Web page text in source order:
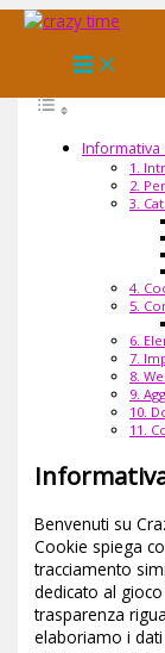
Skip
Contenuto
Informativa
1.
2.
3.
4.
5.
6.
7.
8.
9.
10.
11.
Benvenuti su
Cookie spiega
tracciamento
dedicato al
trasparenza
elaboriamo i